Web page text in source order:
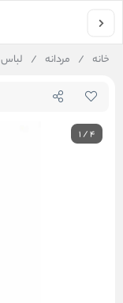
خانه / مردانه / لباس
1/4